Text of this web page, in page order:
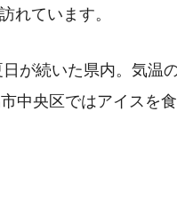
れています。
が続いた県内。気温
中央区ではアイスを食